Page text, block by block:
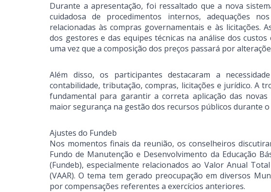
Durante a apresentação, foi ressaltado que a nova
cuidadosa de procedimentos internos, adequações
relacionadas às compras governamentais e às licitações.
dos gestores e das equipes técnicas na análise dos
uma vez que a composição dos preços passará por
Além disso, os participantes destacaram a
contabilidade, tributação, compras, licitações e jurídico. A
fundamental para garantir a correta aplicação das
maior segurança na gestão dos recursos públicos durante
Ajustes do Fundeb
Nos momentos finais da reunião, os conselheiros
Fundo de Manutenção e Desenvolvimento da Educação
(Fundeb), especialmente relacionados ao Valor Anual
(VAAR). O tema tem gerado preocupação em diversos
por compensações referentes a exercícios anteriores.